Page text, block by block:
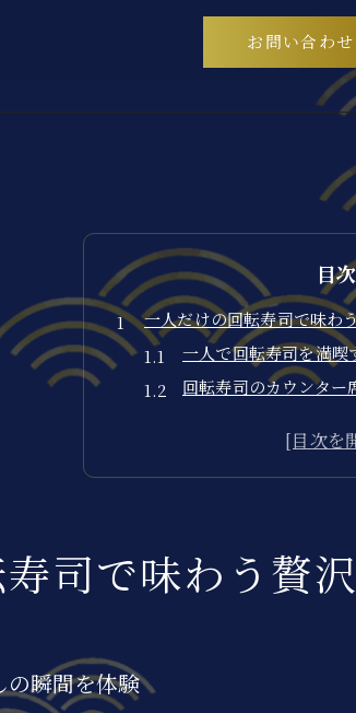
お問い合わ
目次
一人だけの回転寿司で味わ
一人で回転寿司を満喫
回転寿司のカウンター
ゆったり過ごせる回
自分のペースで選べ
仕事帰りに回転寿司
手軽に立ち寄れる回転
司で味わう贅
の瞬間を体験